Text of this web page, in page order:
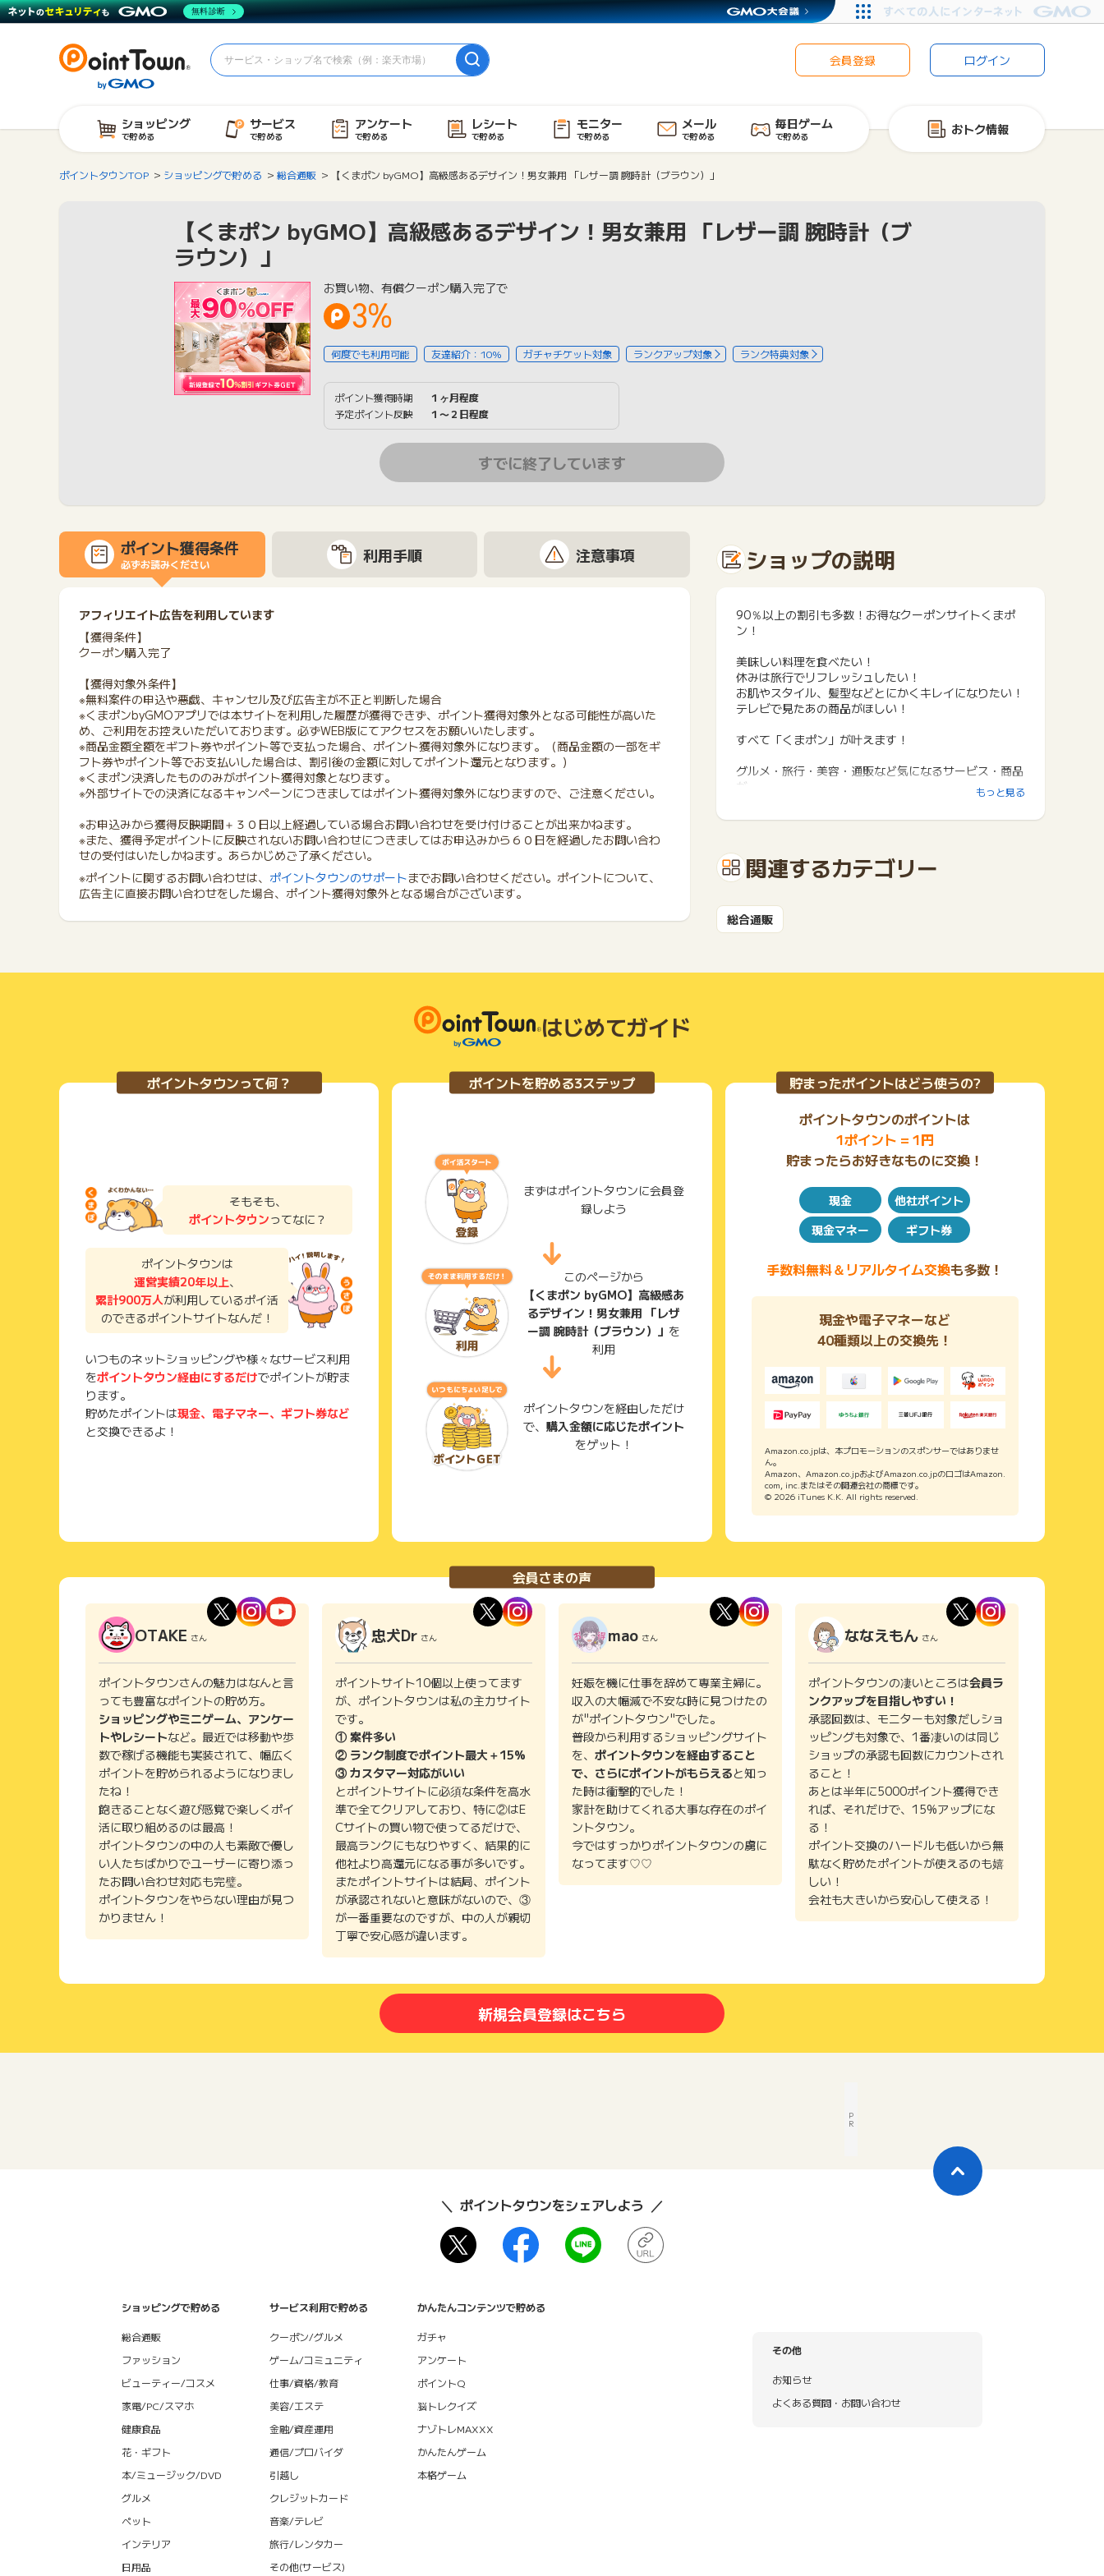
会員登録 ログイン
ショッピング
で貯める
サービス
で貯める
アンケート
で貯める
レシート
で貯める
モニター
で貯める
メール
で貯める
毎日ゲーム
で貯める おトク情報
ポイントタウンTOP ショッピングで貯める 総合通販 【くまポン byGMO】高級感あるデザイン！男女兼用 「レザー調 腕時計（ブラウン）」
【くまポン byGMO】高級感あるデザイン！男女兼用 「レザー調 腕時計（ブ
ラウン）」
お買い物、有償クーポン購入完了で
3%
何度でも利用可能 友達紹介：10% ガチャチケット対象 ランクアップ対象 ランク特典対象
ポイント獲得時期
１ヶ月程度
予定ポイント反映
１〜２日程度
すでに終了しています
ポイント獲得条件
必ずお読みください 利用手順 注意事項
アフィリエイト広告を利用しています
【獲得条件】
クーポン購入完了
【獲得対象外条件】
※無料案件の申込や悪戯、キャンセル及び広告主が不正と判断した場合
※くまポンbyGMOアプリでは本サイトを利用した履歴が獲得できず、ポイント獲得対象外となる可能性が高いた
め、ご利用をお控えいただいております。必ずWEB版にてアクセスをお願いいたします。
※商品金額全額をギフト券やポイント等で支払った場合、ポイント獲得対象外になります。（商品金額の一部をギ
フト券やポイント等でお支払いした場合は、割引後の金額に対してポイント還元となります。）
※くまポン決済したもののみがポイント獲得対象となります。
※外部サイトでの決済になるキャンペーンにつきましてはポイント獲得対象外になりますので、ご注意ください。
※お申込みから獲得反映期間＋３０日以上経過している場合お問い合わせを受け付けることが出来かねます。
※また、獲得予定ポイントに反映されないお問い合わせにつきましてはお申込みから６０日を経過したお問い合わ
せの受付はいたしかねます。あらかじめご了承ください。
※ポイントに関するお問い合わせは、 ポイントタウンのサポートまでお問い合わせください。ポイントについて、
広告主に直接お問い合わせをした場合、ポイント獲得対象外となる場合がございます。
ショップの説明
90％以上の割引も多数！お得なクーポンサイトくまポ
ン！
美味しい料理を食べたい！
休みは旅行でリフレッシュしたい！
お肌やスタイル、髪型などとにかくキレイになりたい！
テレビで見たあの商品がほしい！
すべて「くまポン」が叶えます！
グルメ・旅行・美容・通販など気になるサービス・商品
が
もっと見る
関連するカテゴリー
総合通販
はじめてガイド
ポイントタウンって何？
そもそも、
ポイントタウンってなに？
ポイントタウンは
運営実績20年以上、
累計900万人が利用しているポイ活
のできるポイントサイトなんだ！
いつものネットショッピングや様々なサービス利用
をポイントタウン経由にするだけでポイントが貯ま
ります。
貯めたポイントは現金、電子マネー、ギフト券など
と交換できるよ！
ポイントを貯める3ステップ
まずはポイントタウンに会員登
録しよう
このページから
【くまポン byGMO】高級感あ
るデザイン！男女兼用 「レザ
ー調 腕時計（ブラウン）」 を
利用
ポイントタウンを経由しただけ
で、 購入金額に応じたポイント
をゲット！
貯まったポイントはどう使うの?
ポイントタウンのポイントは
1ポイント = 1円
貯まったらお好きなものに交換！
現金
他社ポイント
現金マネー
ギフト券
手数料無料＆リアルタイム交換も多数！
現金や電子マネーなど
40種類以上の交換先！
Amazon.co.jpは、本プロモーションのスポンサーではありませ
ん。
Amazon、Amazon.co.jpおよびAmazon.co.jpのロゴはAmazon.
com, inc.またはその関連会社の商標です。
© 2026 iTunes K.K. All rights reserved.
会員さまの声
OTAKE さん
ポイントタウンさんの魅力はなんと言
っても豊富なポイントの貯め方。
ショッピングやミニゲーム、アンケー
トやレシートなど。最近では移動や歩
数で稼げる機能も実装されて、幅広く
ポイントを貯められるようになりまし
たね！
飽きることなく遊び感覚で楽しくポイ
活に取り組めるのは最高！
ポイントタウンの中の人も素敵で優し
い人たちばかりでユーザーに寄り添っ
たお問い合わせ対応も完璧。
ポイントタウンをやらない理由が見つ
かりません！
忠犬Dr さん
ポイントサイト10個以上使ってます
が、ポイントタウンは私の主力サイト
です。
① 案件多い
② ランク制度でポイント最大＋15%
③ カスタマー対応がいい
とポイントサイトに必須な条件を高水
準で全てクリアしており、特に②はE
Cサイトの買い物で使ってるだけで、
最高ランクにもなりやすく、結果的に
他社より高還元になる事が多いです。
またポイントサイトは結局、ポイント
が承認されないと意味がないので、③
が一番重要なのですが、中の人が親切
丁寧で安心感が違います。
mao さん
妊娠を機に仕事を辞めて専業主婦に。
収入の大幅減で不安な時に見つけたの
が"ポイントタウン"でした。
普段から利用するショッピングサイト
を、 ポイントタウンを経由すること
で、さらにポイントがもらえると知っ
た時は衝撃的でした！
家計を助けてくれる大事な存在のポイ
ントタウン。
今ではすっかりポイントタウンの虜に
なってます♡♡
ななえもん さん
ポイントタウンの凄いところは会員ラ
ンクアップを目指しやすい！
承認回数は、モニターも対象だしショ
ッピングも対象で、1番凄いのは同じ
ショップの承認も回数にカウントされ
ること！
あとは半年に5000ポイント獲得でき
れば、それだけで、15%アップにな
る！
ポイント交換のハードルも低いから無
駄なく貯めたポイントが使えるのも嬉
しい！
会社も大きいから安心して使える！
新規会員登録はこちら
P
R
ポイントタウンをシェアしよう
ショッピングで貯める
総合通販
ファッション
ビューティー/コスメ
家電/PC/スマホ
健康食品
花・ギフト
本/ミュージック/DVD
グルメ
ペット
インテリア
日用品
サービス利用で貯める
クーポン/グルメ
ゲーム/コミュニティ
仕事/資格/教育
美容/エステ
金融/資産運用
通信/プロバイダ
引越し
クレジットカード
音楽/テレビ
旅行/レンタカー
その他(サービス)
かんたんコンテンツで貯める
ガチャ
アンケート
ポイントQ
脳トレクイズ
ナゾトレMAXXX
かんたんゲーム
本格ゲーム
その他
お知らせ
よくある質問・お問い合わせ
無料診断